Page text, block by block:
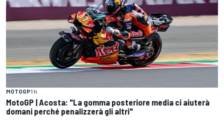
MOTOGP1 h
MotoGP | Acosta: "La gomma posteriore media ci aiuterà
domani perché penalizzerà gli altri"